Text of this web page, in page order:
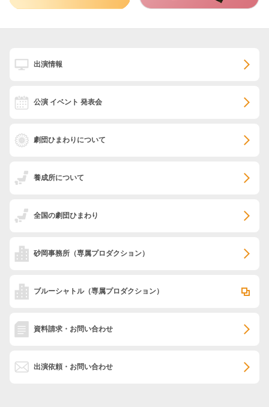
出演情報
公演 イベント 発表会
劇団ひまわりについて
養成所について
全国の劇団ひまわり
砂岡事務所 （専属プロダクション）
ブルーシャトル（専属プロダクション）
資料請求・お問い合わせ
出演依頼・お問い合わせ